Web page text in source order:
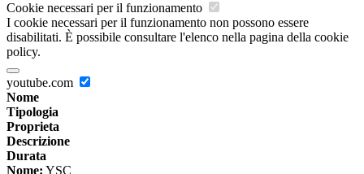
Cookie necessari per il funzionamento
I cookie necessari per il funzionamento non possono essere
disabilitati. È possibile consultare l'elenco nella pagina della cookie
policy.
youtube.com
Nome
Tipologia
Proprieta
Descrizione
Durata
Nome: YSC